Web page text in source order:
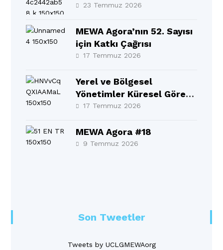
MEWA Bölgesinin Sesi
23 Temmuz 2026
MEWA Agora’nın 52. Sayısı
için Katkı Çağrısı
17 Temmuz 2026
Yerel ve Bölgesel
Yönetimler Küresel Görev
Gücü 10. Yıllık Raporu BM
Forumu’nda (HLPF)
resmen tanıtıldı!
17 Temmuz 2026
MEWA Agora #18
9 Temmuz 2026
Son Tweetler
Tweets by UCLGMEWAorg